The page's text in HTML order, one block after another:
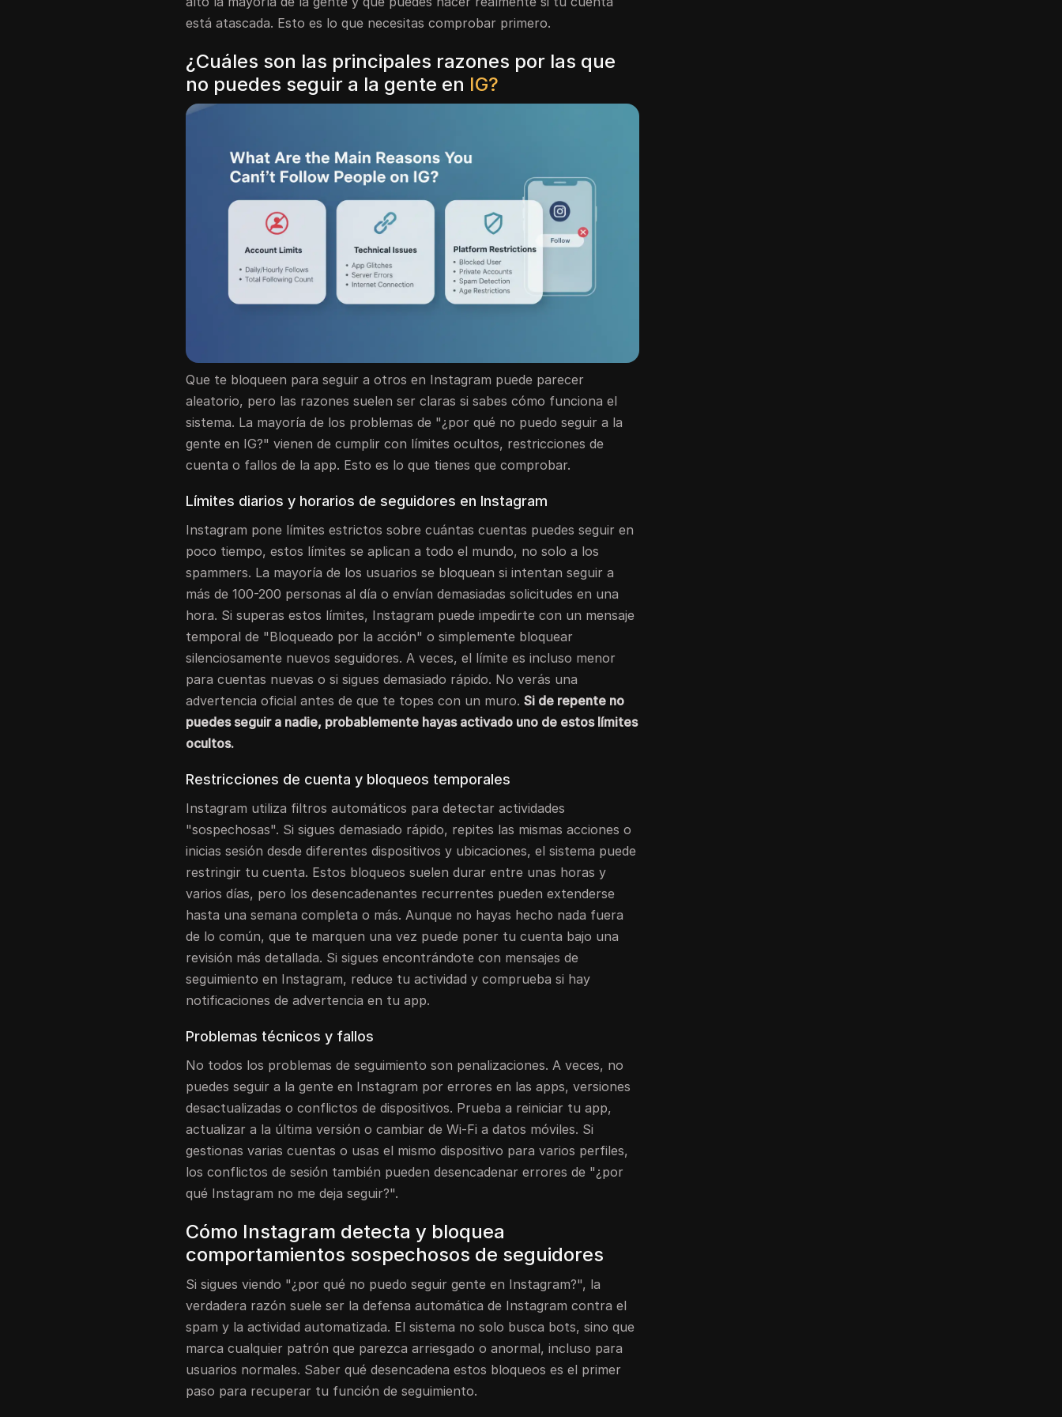
está atascada. Esto es lo que necesitas comprobar primero.
¿Cuáles son las principales razones por las que
no puedes seguir a la gente en IG?
Que te bloqueen para seguir a otros en Instagram puede parecer
aleatorio, pero las razones suelen ser claras si sabes cómo funciona el
sistema. La mayoría de los problemas de "¿por qué no puedo seguir a la
gente en IG?" vienen de cumplir con límites ocultos, restricciones de
cuenta o fallos de la app. Esto es lo que tienes que comprobar.
Límites diarios y horarios de seguidores en Instagram
Instagram pone límites estrictos sobre cuántas cuentas puedes seguir en
poco tiempo, estos límites se aplican a todo el mundo, no solo a los
spammers. La mayoría de los usuarios se bloquean si intentan seguir a
más de 100-200 personas al día o envían demasiadas solicitudes en una
hora. Si superas estos límites, Instagram puede impedirte con un mensaje
temporal de "Bloqueado por la acción" o simplemente bloquear
silenciosamente nuevos seguidores. A veces, el límite es incluso menor
para cuentas nuevas o si sigues demasiado rápido. No verás una
advertencia oficial antes de que te topes con un muro.Si de repente no
puedes seguir a nadie, probablemente hayas activado uno de estos límites
ocultos.
Restricciones de cuenta y bloqueos temporales
Instagram utiliza filtros automáticos para detectar actividades
"sospechosas". Si sigues demasiado rápido, repites las mismas acciones o
inicias sesión desde diferentes dispositivos y ubicaciones, el sistema puede
restringir tu cuenta. Estos bloqueos suelen durar entre unas horas y
varios días, pero los desencadenantes recurrentes pueden extenderse
hasta una semana completa o más. Aunque no hayas hecho nada fuera
de lo común, que te marquen una vez puede poner tu cuenta bajo una
revisión más detallada. Si sigues encontrándote con mensajes de
seguimiento en Instagram, reduce tu actividad y comprueba si hay
notificaciones de advertencia en tu app.
Problemas técnicos y fallos
No todos los problemas de seguimiento son penalizaciones. A veces, no
puedes seguir a la gente en Instagram por errores en las apps, versiones
desactualizadas o conflictos de dispositivos. Prueba a reiniciar tu app,
actualizar a la última versión o cambiar de Wi-Fi a datos móviles. Si
gestionas varias cuentas o usas el mismo dispositivo para varios perfiles,
los conflictos de sesión también pueden desencadenar errores de "¿por
qué Instagram no me deja seguir?".
Cómo Instagram detecta y bloquea
comportamientos sospechosos de seguidores
Si sigues viendo "¿por qué no puedo seguir gente en Instagram?", la
verdadera razón suele ser la defensa automática de Instagram contra el
spam y la actividad automatizada. El sistema no solo busca bots, sino que
marca cualquier patrón que parezca arriesgado o anormal, incluso para
usuarios normales. Saber qué desencadena estos bloqueos es el primer
paso para recuperar tu función de seguimiento.